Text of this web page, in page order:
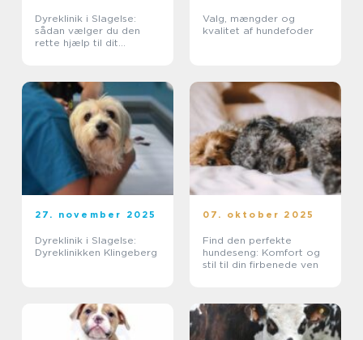
Dyreklinik i Slagelse:
sådan vælger du den
rette hjælp til dit
Valg, mængder og
kvalitet af hundefoder
27. november 2025
Dyreklinik i Slagelse:
Dyreklinikken Klingeberg
07. oktober 2025
Find den perfekte
hundeseng: Komfort og
stil til din firbenede ven